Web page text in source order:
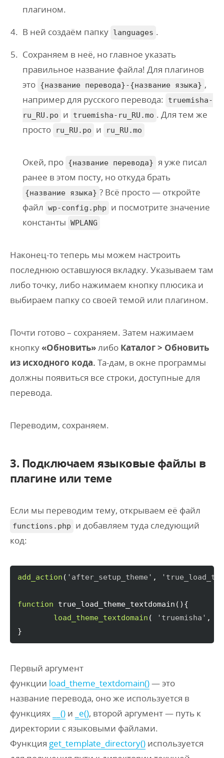
плагином.
В ней создаём папку languages .
Сохраняем в неё, но главное указать
правильное название файла! Для плагинов
это {название перевода}-{название языка} ,
например для русского перевода:
truemisha-
ru_RU.po
и truemisha-ru_RU.mo . Для тем же
просто
ru_RU.po и ru_RU.mo
Окей, про {название перевода} я уже писал
ранее в этом посту, но откуда брать
{название языка} ? Всё просто — откройте
файл wp-config.php
и посмотрите значение
константы WPLANG
Наконец-то теперь мы можем настроить
последнюю оставшуюся вкладку. Указываем там
либо точку, либо нажимаем кнопку плюсика и
выбираем папку со своей темой или плагином.
Почти готово – сохраняем. Затем нажимаем
кнопку«Обновить»либо Каталог > Обновить
из исходного кода. Та-дам, в окне программы
должны появиться все строки, доступные для
перевода.
Переводим, сохраняем.
3. Подключаем языковые файлы в
плагине или теме
Если мы переводим тему, открываем её файл
functions.php
и добавляем туда следующий
код:
add_action ( 'after_setup_theme' ,
function true_load_theme_textdomain ( ) {
load_theme_textdomain ( 'truemisha' ,
}
Первый аргумент
функции load_theme_textdomain()— это
название перевода, оно же используется в
функциях
__() и _e(), второй аргумент — путь к
директории с языковыми файлами.
Функция get_template_directory() используется